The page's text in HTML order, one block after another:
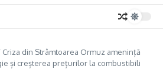
Criza din Strâmtoarea Ormuz amenință
și creșterea prețurilor la combustibili